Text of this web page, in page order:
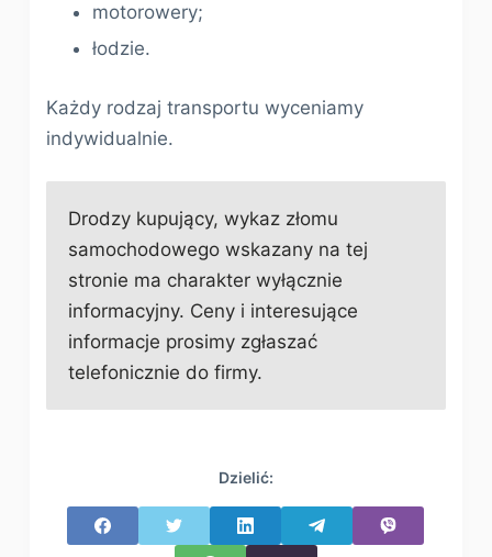
motorowery;
łodzie.
Każdy rodzaj transportu wyceniamy
indywidualnie.
Drodzy kupujący, wykaz złomu
samochodowego wskazany na tej
stronie ma charakter wyłącznie
informacyjny. Ceny i interesujące
informacje prosimy zgłaszać
telefonicznie do firmy.
Dzielić: